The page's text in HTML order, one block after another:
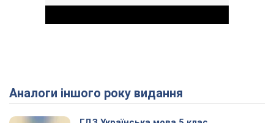
Play Video
Аналоги іншого року видання